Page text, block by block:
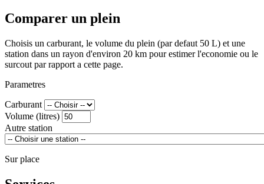
Comparer un plein
Choisis un carburant, le volume du plein (par defaut 50 L) et une
station dans un rayon d'environ 20 km pour estimer l'economie ou le
surcout par rapport a cette page.
Parametres
Carburant
Volume (litres)
Autre station
Sur place